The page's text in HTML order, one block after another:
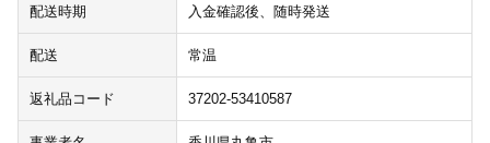
配送時期 入金確認後、随時発送
配送 常温
返礼品コード 37202-53410587